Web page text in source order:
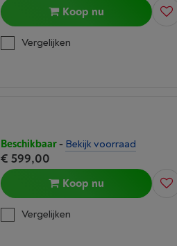
Koop nu
Vergelijken
Beschikbaar- Bekijk voorraad
€ 599,00
Koop nu
Vergelijken